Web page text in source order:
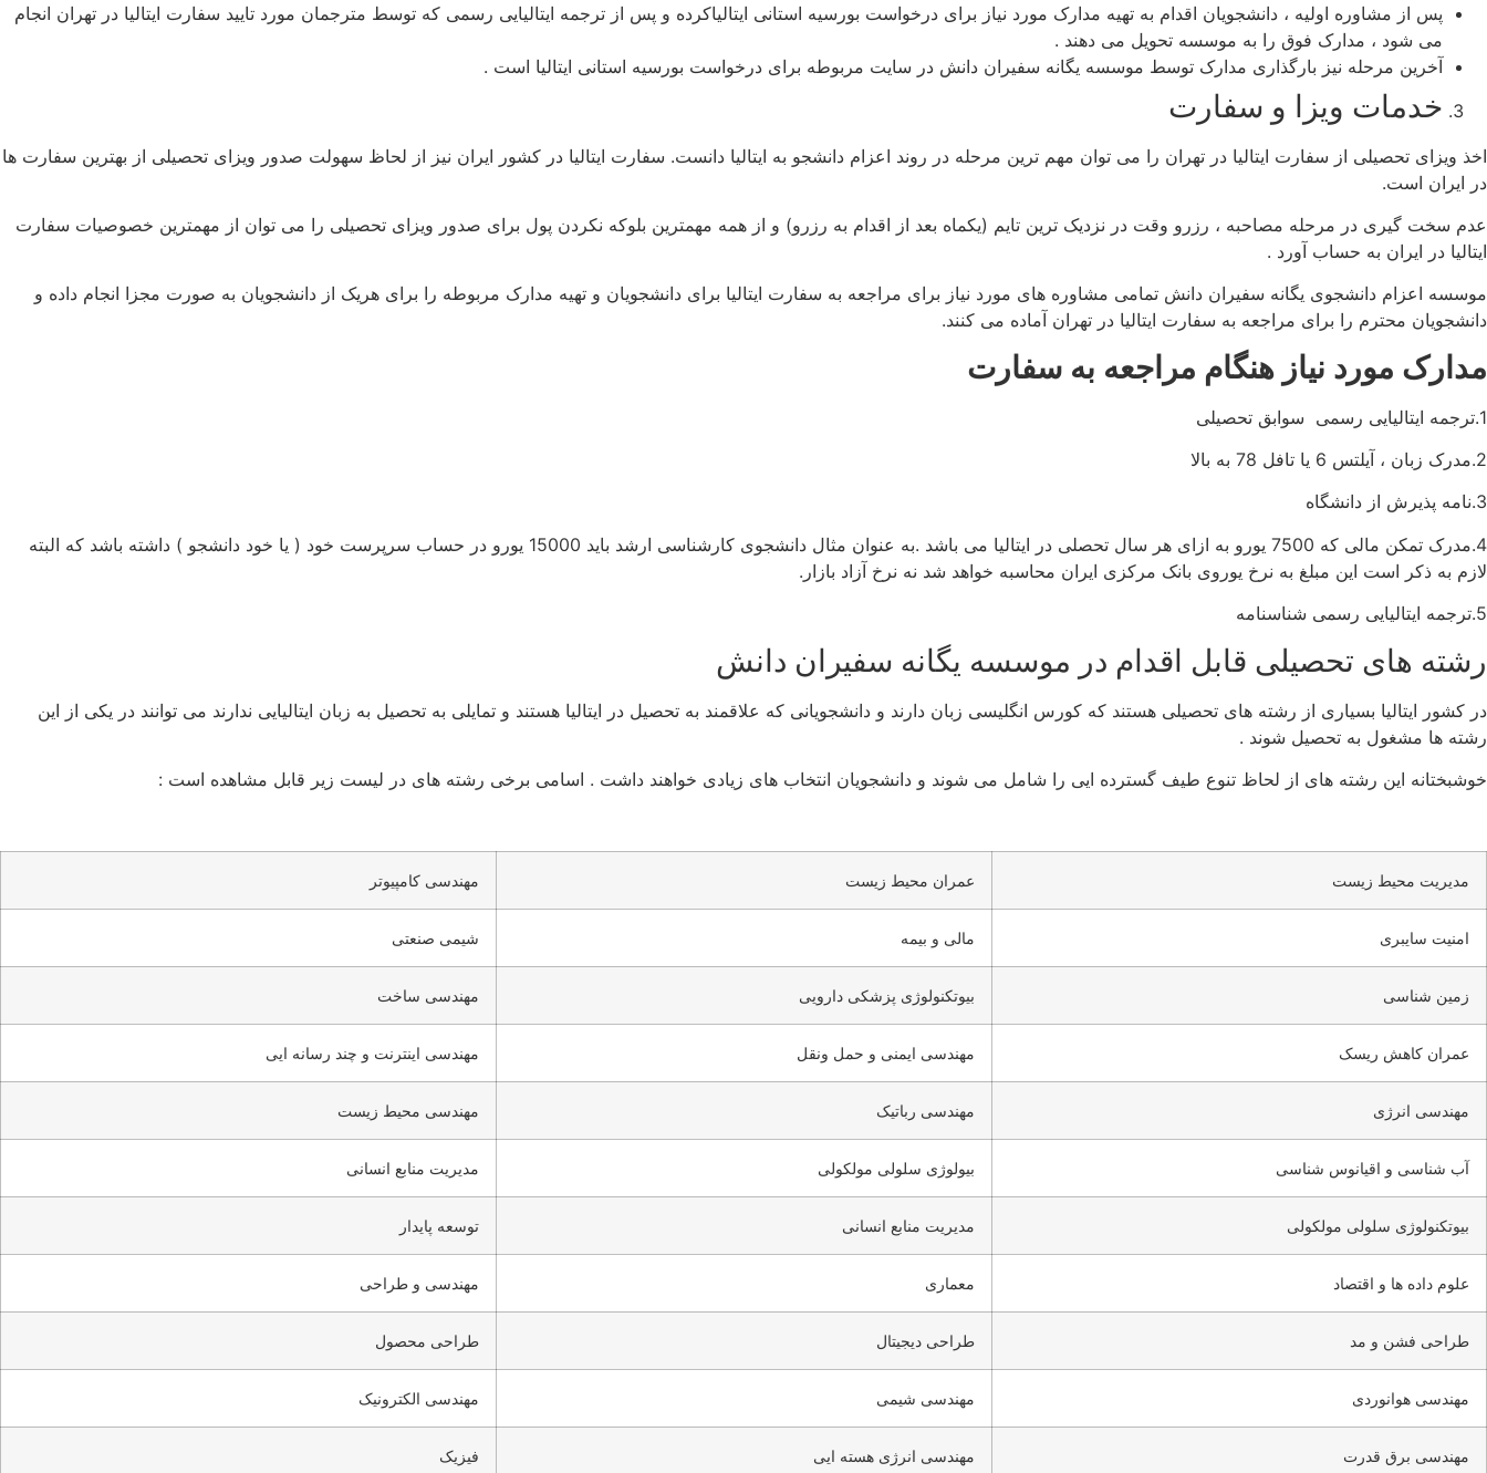
پس از مشاوره اولیه ، دانشجویان اقدام به تهیه مدارک مورد نیاز برای درخواست بورسیه استانی ایتالیاکرده و پس از ترجمه ایتالیایی رسمی که توسط مترجمان مورد تایید سفارت ایتالیا در تهران انجام
می شود ، مدارک فوق را به موسسه تحویل می دهند .
آخرین مرحله نیز بارگذاری مدارک توسط موسسه یگانه سفیران دانش در سایت مربوطه برای درخواست بورسیه استانی ایتالیا است .
خدمات ویزا و سفارت
اخذ ویزای تحصیلی از سفارت ایتالیا در تهران را می توان مهم ترین مرحله در روند اعزام دانشجو به ایتالیا دانست. سفارت ایتالیا در کشور ایران نیز از لحاظ سهولت صدور ویزای تحصیلی از بهترین سفارت ها
در ایران است.
عدم سخت گیری در مرحله مصاحبه ، رزرو وقت در نزدیک ترین تایم (یکماه بعد از اقدام به رزرو) و از همه مهمترین بلوکه نکردن پول برای صدور ویزای تحصیلی را می توان از مهمترین خصوصیات سفارت
ایتالیا در ایران به حساب آورد .
موسسه اعزام دانشجوی یگانه سفیران دانش تمامی مشاوره های مورد نیاز برای مراجعه به سفارت ایتالیا برای دانشجویان و تهیه مدارک مربوطه را برای هریک از دانشجویان به صورت مجزا انجام داده و
دانشجویان محترم را برای مراجعه به سفارت ایتالیا در تهران آماده می کنند.
مدارک مورد نیاز هنگام مراجعه به سفارت
1.ترجمه ایتالیایی رسمی سوابق تحصیلی
2.مدرک زبان ، آیلتس 6 یا تافل 78 به بالا
3.نامه پذیرش از دانشگاه
4.مدرک تمکن مالی که 7500 یورو به ازای هر سال تحصلی در ایتالیا می باشد .به عنوان مثال دانشجوی کارشناسی ارشد باید 15000 یورو در حساب سرپرست خود ( یا خود دانشجو ) داشته باشد که البته
لازم به ذکر است این مبلغ به نرخ یوروی بانک مرکزی ایران محاسبه خواهد شد نه نرخ آزاد بازار.
5.ترجمه ایتالیایی رسمی شناسنامه
رشته های تحصیلی قابل اقدام در موسسه یگانه سفیران دانش
در کشور ایتالیا بسیاری از رشته های تحصیلی هستند که کورس انگلیسی زبان دارند و دانشجویانی که علاقمند به تحصیل در ایتالیا هستند و تمایلی به تحصیل به زبان ایتالیایی ندارند می توانند در یکی از این
رشته ها مشغول به تحصیل شوند .
خوشبختانه این رشته های از لحاظ تنوع طیف گسترده ایی را شامل می شوند و دانشجویان انتخاب های زیادی خواهند داشت . اسامی برخی رشته های در لیست زیر قابل مشاهده است :
مدیریت محیط زیست عمران محیط زیست مهندسی کامپیوتر
امنیت سایبری مالی و بیمه شیمی صنعتی
زمین شناسی بیوتکنولوژی پزشکی دارویی مهندسی ساخت
عمران کاهش ریسک مهندسی ایمنی و حمل ونقل مهندسی اینترنت و چند رسانه ایی
مهندسی انرژی مهندسی رباتیک مهندسی محیط زیست
آب شناسی و اقیانوس شناسی بیولوژی سلولی مولکولی مدیریت منابع انسانی
بیوتکنولوژی سلولی مولکولی مدیریت منابع انسانی توسعه پایدار
علوم داده ها و اقتصاد معماری مهندسی و طراحی
طراحی فشن و مد طراحی دیجیتال طراحی محصول
مهندسی هوانوردی مهندسی شیمی مهندسی الکترونیک
مهندسی برق قدرت مهندسی انرژی هسته ایی فیزیک